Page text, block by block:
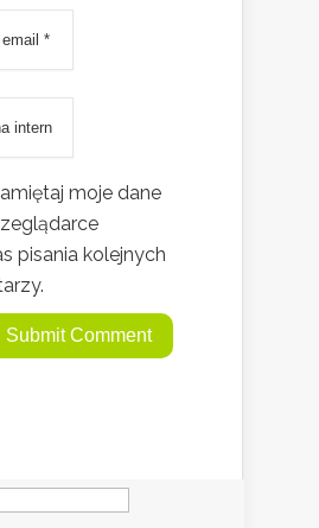
moje dane
pisania kolejnych